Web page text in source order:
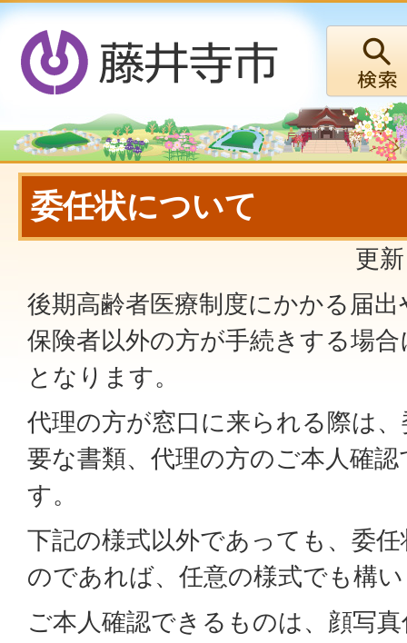
委任状について
更
後期高齢者医療制度にかかる届
保険者以外の方が手続きする場
となります。
代理の方が窓口に来られる際は
要な書類、代理の方のご本人確
す。
下記の様式以外であっても、委
のであれば、任意の様式でも構
ご本人確認できるものは、顔写